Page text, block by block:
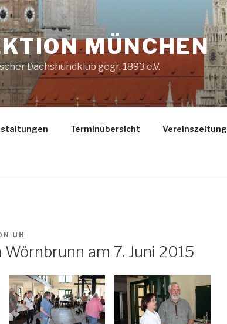
MÜNCHEN
Dachshundklub gegr. 1893 e.V.
Terminübersicht Vereinszeitung
UH
am 7. Juni 2015